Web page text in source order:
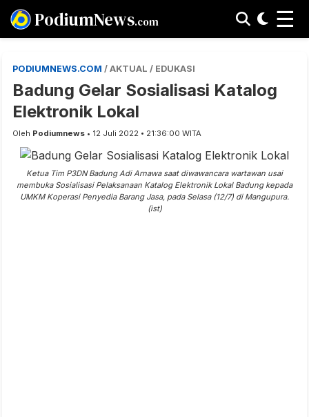
PodiumNews.com ☰
PODIUMNEWS.COM / AKTUAL / EDUKASI
Badung Gelar Sosialisasi Katalog
Elektronik Lokal
Oleh Podiumnews • 12 Juli 2022 • 21:36:00 WITA
Ketua Tim P3DN Badung Adi Arnawa saat diwawancara wartawan usai
membuka Sosialisasi Pelaksanaan Katalog Elektronik Lokal Badung kepada
UMKM Koperasi Penyedia Barang Jasa, pada Selasa (12/7) di Mangupura.
(ist)